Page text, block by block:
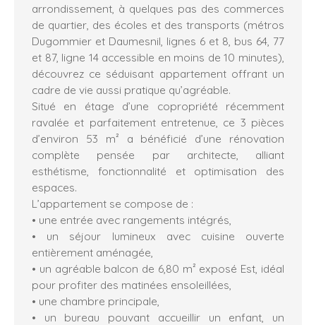
arrondissement, à quelques pas des commerces
de quartier, des écoles et des transports (métros
Dugommier et Daumesnil, lignes 6 et 8, bus 64, 77
et 87, ligne 14 accessible en moins de 10 minutes),
découvrez ce séduisant appartement offrant un
cadre de vie aussi pratique qu’agréable.
Situé en étage d’une copropriété récemment
ravalée et parfaitement entretenue, ce 3 pièces
d’environ 53 m² a bénéficié d’une rénovation
complète pensée par architecte, alliant
esthétisme, fonctionnalité et optimisation des
espaces.
L’appartement se compose de :
• une entrée avec rangements intégrés,
• un séjour lumineux avec cuisine ouverte
entièrement aménagée,
• un agréable balcon de 6,80 m² exposé Est, idéal
pour profiter des matinées ensoleillées,
• une chambre principale,
• un bureau pouvant accueillir un enfant, un